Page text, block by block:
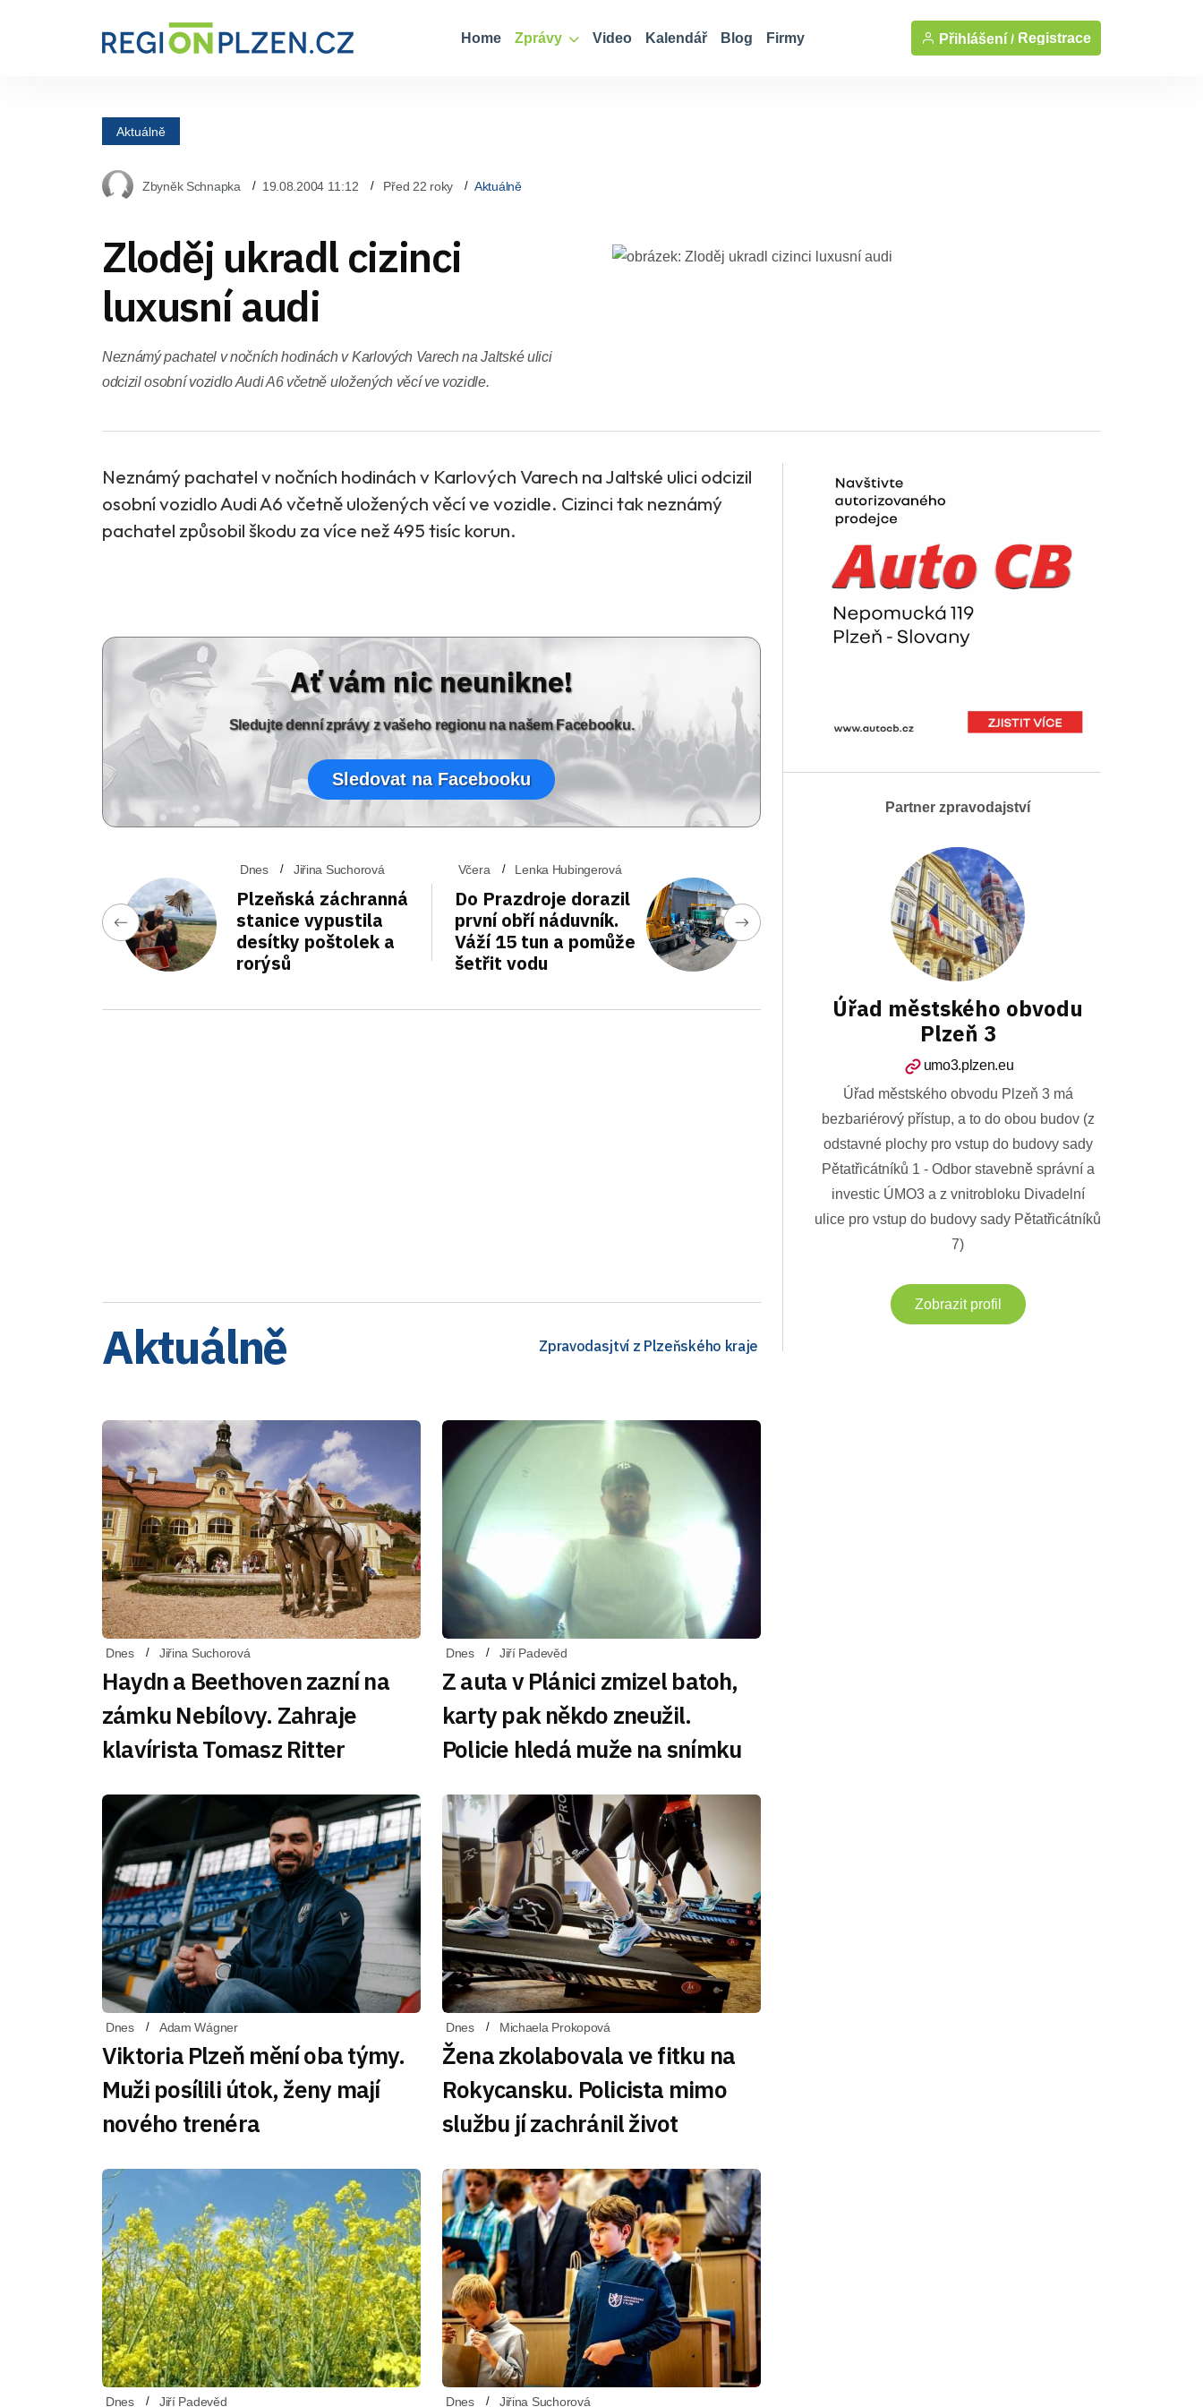
Home Zprávy Video Kalendář Blog Firmy Přihlášení / Registrace
Aktuálně
Zbyněk Schnapka 19.08.2004 11:12 Před 22 roky Aktuálně
Zloděj ukradl cizinci
luxusní audi
Neznámý pachatel v nočních hodinách v Karlových Varech na Jaltské ulici
odcizil osobní vozidlo Audi A6 včetně uložených věcí ve vozidle.
Neznámý pachatel v nočních hodinách v Karlových Varech na Jaltské ulici odcizil
osobní vozidlo Audi A6 včetně uložených věcí ve vozidle. Cizinci tak neznámý
pachatel způsobil škodu za více než 495 tisíc korun.
Ať vám nic neunikne!
Sledujte denní zprávy z vašeho regionu na našem Facebooku.
Sledovat na Facebooku
Dnes Jiřina Suchorová
Plzeňská záchranná
stanice vypustila
desítky poštolek a
rorýsů
Včera Lenka Hubingerová
Do Prazdroje dorazil
první obří náduvník.
Váží 15 tun a pomůže
šetřit vodu
Aktuálně Zpravodasjtví z Plzeňského kraje
Dnes Jiřina Suchorová
Haydn a Beethoven zazní na
zámku Nebílovy. Zahraje
klavírista Tomasz Ritter
Dnes Jiří Padevěd
Z auta v Plánici zmizel batoh,
karty pak někdo zneužil.
Policie hledá muže na snímku
Dnes Adam Wágner
Viktoria Plzeň mění oba týmy.
Muži posílili útok, ženy mají
nového trenéra
Dnes Michaela Prokopová
Žena zkolabovala ve fitku na
Rokycansku. Policista mimo
službu jí zachránil život
Dnes Jiří Padevěd Dnes Jiřina Suchorová
Partner zpravodajství
Úřad městského obvodu
Plzeň 3
umo3.plzen.eu
Úřad městského obvodu Plzeň 3 má
bezbariérový přístup, a to do obou budov (z
odstavné plochy pro vstup do budovy sady
Pětatřicátníků 1 - Odbor stavebně správní a
investic ÚMO3 a z vnitrobloku Divadelní
ulice pro vstup do budovy sady Pětatřicátníků
7)
Zobrazit profil